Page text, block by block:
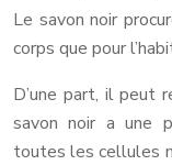
Le savon noir
corps que pour
D’une part, il peut
savon noir a une
toutes les cellules